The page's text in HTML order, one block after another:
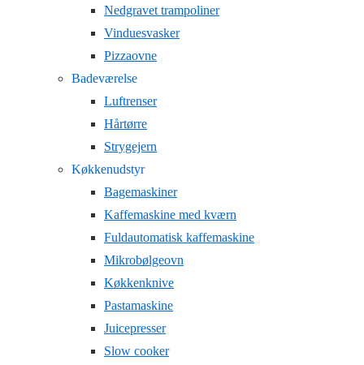
Nedgravet trampoliner
Vinduesvasker
Pizzaovne
Badeværelse
Luftrenser
Hårtørre
Strygejern
Køkkenudstyr
Bagemaskiner
Kaffemaskine med kværn
Fuldautomatisk kaffemaskine
Mikrobølgeovn
Køkkenknive
Pastamaskine
Juicepresser
Slow cooker